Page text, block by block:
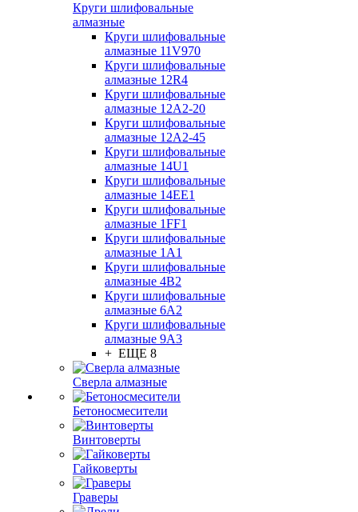
Круги шлифовальные
алмазные
Круги шлифовальные
алмазные 11V970
Круги шлифовальные
алмазные 12R4
Круги шлифовальные
алмазные 12А2-20
Круги шлифовальные
алмазные 12А2-45
Круги шлифовальные
алмазные 14U1
Круги шлифовальные
алмазные 14ЕЕ1
Круги шлифовальные
алмазные 1FF1
Круги шлифовальные
алмазные 1А1
Круги шлифовальные
алмазные 4В2
Круги шлифовальные
алмазные 6A2
Круги шлифовальные
алмазные 9А3
+ ЕЩЕ 8
Сверла алмазные
Бетоносмесители
Винтоверты
Гайковерты
Граверы